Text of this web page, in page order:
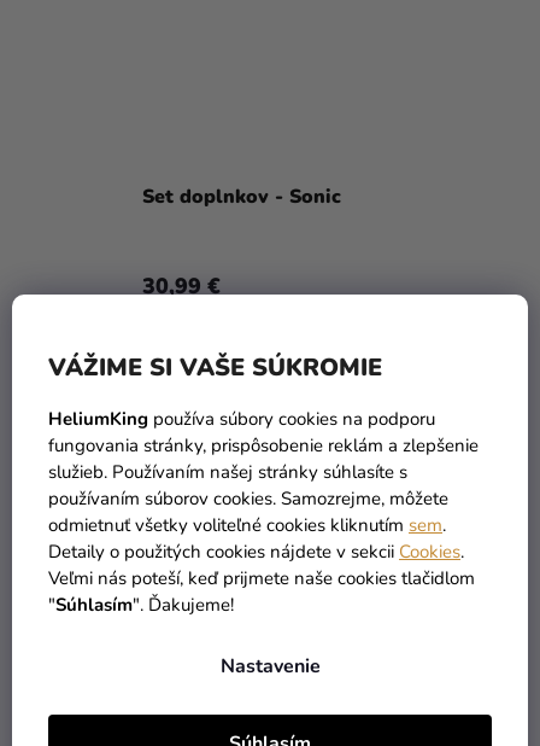
VÁŽIME SI VAŠE SÚKROMIE
HeliumKing používa súbory cookies na podporu
fungovania stránky, prispôsobenie reklám a zlepšenie
služieb. Používaním našej stránky súhlasíte s
používaním súborov cookies. Samozrejme, môžete
odmietnuť všetky voliteľné cookies kliknutím sem.
Detaily o použitých cookies nájdete v sekcii Cookies.
Veľmi nás poteší, keď prijmete naše cookies tlačidlom
"Súhlasím". Ďakujeme!
Nastavenie
Set doplnkov - Sonic
30,99 €
High-contrast mode
MOHLO BY VÁS ZAUJÍMAŤ